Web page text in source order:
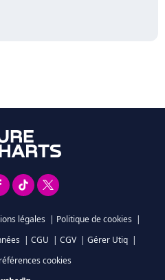
légales | Politique de cookies |
| CGU | CGV | Gérer Utiq |
cookies